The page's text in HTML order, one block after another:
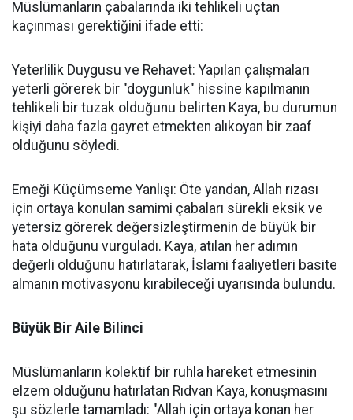
Müslümanların çabalarında iki tehlikeli uçtan
kaçınması gerektiğini ifade etti:
Yeterlilik Duygusu ve Rehavet: Yapılan çalışmaları
yeterli görerek bir "doygunluk" hissine kapılmanın
tehlikeli bir tuzak olduğunu belirten Kaya, bu durumun
kişiyi daha fazla gayret etmekten alıkoyan bir zaaf
olduğunu söyledi.
Emeği Küçümseme Yanlışı: Öte yandan, Allah rızası
için ortaya konulan samimi çabaları sürekli eksik ve
yetersiz görerek değersizleştirmenin de büyük bir
hata olduğunu vurguladı. Kaya, atılan her adımın
değerli olduğunu hatırlatarak, İslami faaliyetleri basite
almanın motivasyonu kırabileceği uyarısında bulundu.
Büyük Bir Aile Bilinci
Müslümanların kolektif bir ruhla hareket etmesinin
elzem olduğunu hatırlatan Rıdvan Kaya, konuşmasını
şu sözlerle tamamladı: "Allah için ortaya konan her